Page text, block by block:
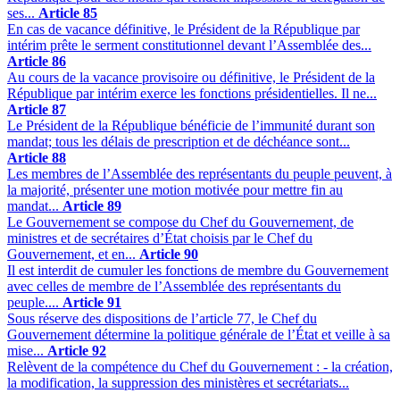
ses... Article 85
En cas de vacance définitive, le Président de la République par
intérim prête le serment constitutionnel devant l’Assemblée des...
Article 86
Au cours de la vacance provisoire ou définitive, le Président de la
République par intérim exerce les fonctions présidentielles. Il ne...
Article 87
Le Président de la République bénéficie de l’immunité durant son
mandat; tous les délais de prescription et de déchéance sont...
Article 88
Les membres de l’Assemblée des représentants du peuple peuvent, à
la majorité, présenter une motion motivée pour mettre fin au
mandat... Article 89
Le Gouvernement se compose du Chef du Gouvernement, de
ministres et de secrétaires d’État choisis par le Chef du
Gouvernement, et en... Article 90
Il est interdit de cumuler les fonctions de membre du Gouvernement
avec celles de membre de l’Assemblée des représentants du
peuple.... Article 91
Sous réserve des dispositions de l’article 77, le Chef du
Gouvernement détermine la politique générale de l’État et veille à sa
mise... Article 92
Relèvent de la compétence du Chef du Gouvernement : - la création,
la modification, la suppression des ministères et secrétariats...